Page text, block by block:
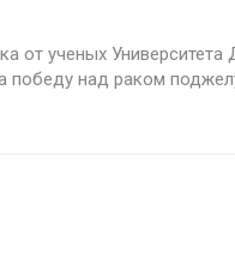
от ученых
победу над раком